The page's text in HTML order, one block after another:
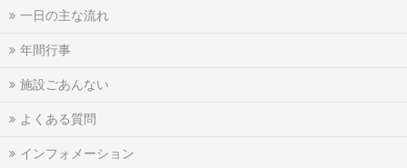
一日の主な流れ
年間行事
施設ごあんない
よくある質問
インフォメーション